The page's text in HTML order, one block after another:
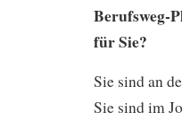
Berufsweg-
für Sie?
Sie sind an
Sie sind im